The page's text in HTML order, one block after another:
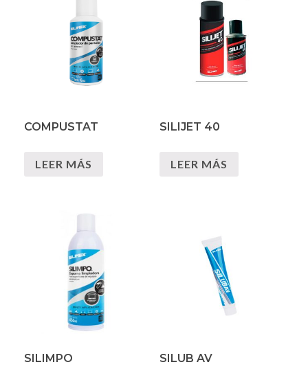
COMPUSTAT
LEER MÁS
SILIJET 40
LEER MÁS
SILIMPO SILUB AV